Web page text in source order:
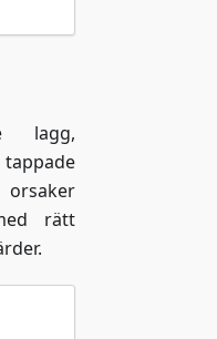
lagg,
orsaker
rätt